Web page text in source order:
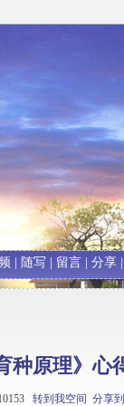
随写 留言| 分享|
种原理》心
转到我空间 分享